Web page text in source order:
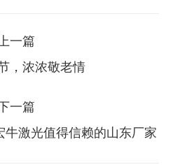
一篇
上
篇：
，浓浓敬老情
一篇
下
激光值得信赖的山东厂家